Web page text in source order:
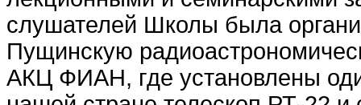
слушателей Школы была
Пущинскую
АКЦ ФИАН, где установлены